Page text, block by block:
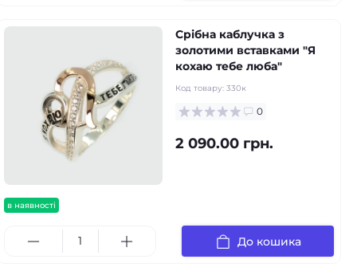
в наявності
Срібна каблучка з
золотими вставками "Я
кохаю тебе люба"
Код товару: 330к
0
2 090.00 грн.
До кошика